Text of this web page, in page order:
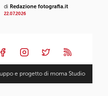
di Redazione fotografia.it
22.07.2026
e progetto di moma Studio